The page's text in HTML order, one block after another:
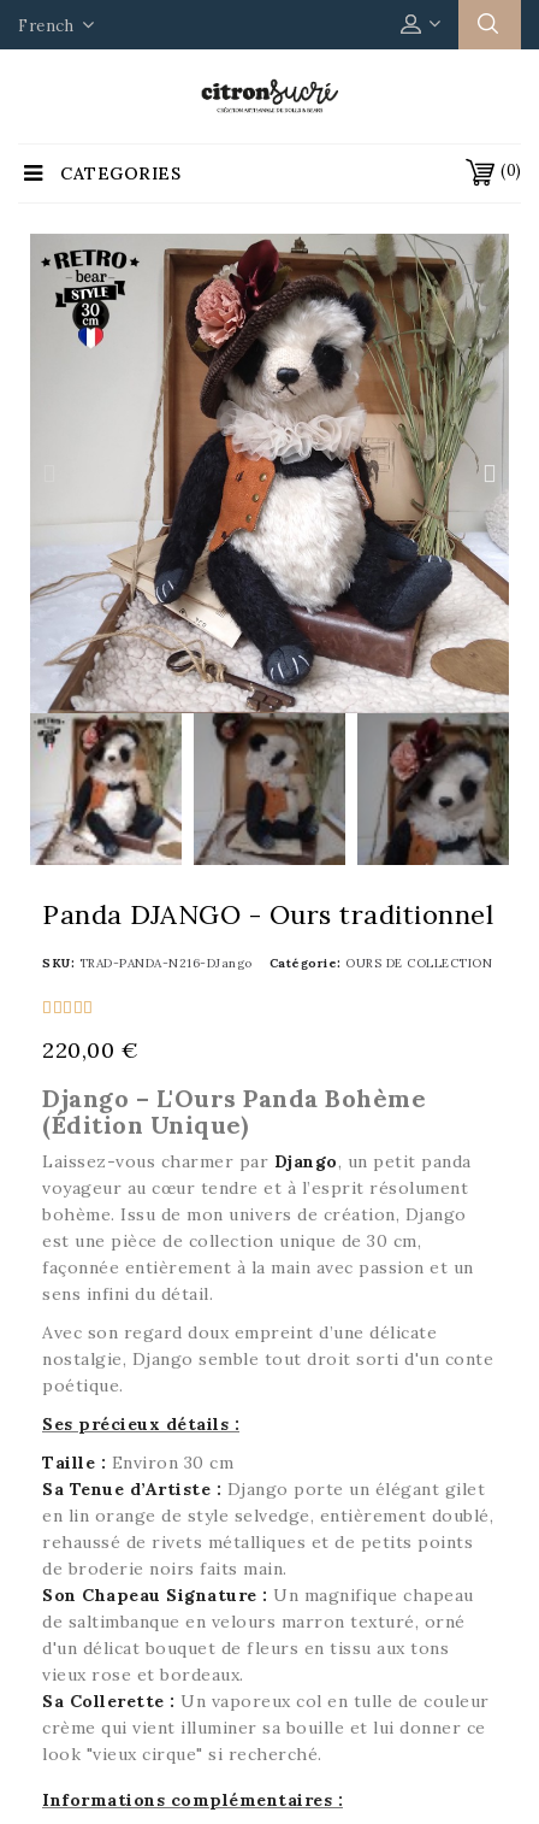
French
(0)
CATEGORIES
Panda DJANGO - Ours traditionnel
SKU TRAD-PANDA-N216-DJango Catégorie OURS DE COLLECTION
    
220,00 €
Django – L'Ours Panda Bohème
(Édition Unique)
Laissez-vous charmer par Django, un petit panda
voyageur au cœur tendre et à l’esprit résolument
bohème. Issu de mon univers de création, Django
est une pièce de collection unique de 30 cm,
façonnée entièrement à la main avec passion et un
sens infini du détail.
Avec son regard doux empreint d’une délicate
nostalgie, Django semble tout droit sorti d'un conte
poétique.
Ses précieux détails :
Taille : Environ 30 cm
Sa Tenue d’Artiste : Django porte un élégant gilet
en lin orange de style selvedge, entièrement doublé,
rehaussé de rivets métalliques et de petits points
de broderie noirs faits main.
Son Chapeau Signature : Un magnifique chapeau
de saltimbanque en velours marron texturé, orné
d'un délicat bouquet de fleurs en tissu aux tons
vieux rose et bordeaux.
Sa Collerette : Un vaporeux col en tulle de couleur
crème qui vient illuminer sa bouille et lui donner ce
look "vieux cirque" si recherché.
Informations complémentaires :